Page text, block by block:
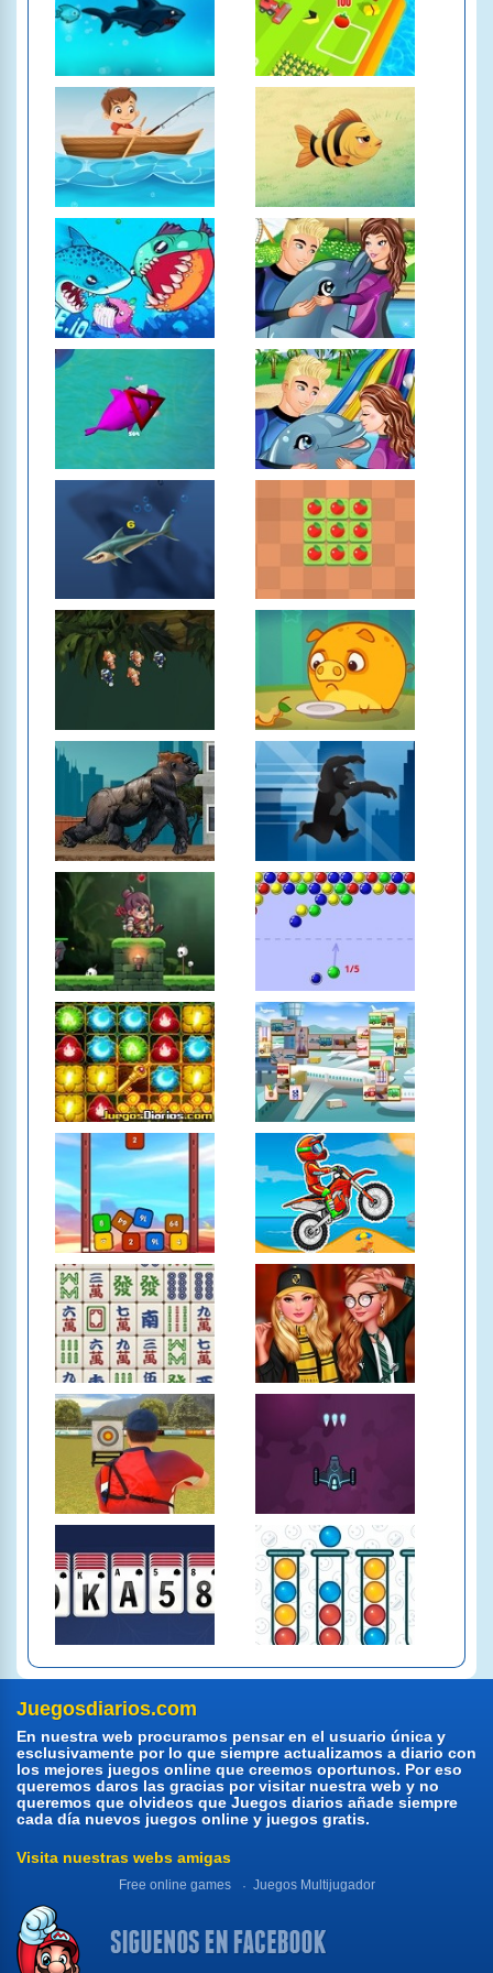
Juegosdiarios.com
En nuestra web procuramos pensar en el usuario única y
esclusivamente por lo que siempre actualizamos a diario con
los mejores juegos online que creemos oportunos. Por eso
queremos daros las gracias por visitar nuestra web y no
queremos que olvideos que Juegos diarios añade siempre
cada día nuevos juegos online y juegos gratis.
Visita nuestras webs amigas
Free online games Juegos Multijugador